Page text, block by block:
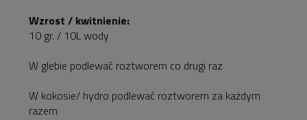
Wzrost / kwitnienie:
10 gr. / 10L wody
W glebie podlewać roztworem co drugi raz
W kokosie/ hydro podlewać roztworem za każdym
razem